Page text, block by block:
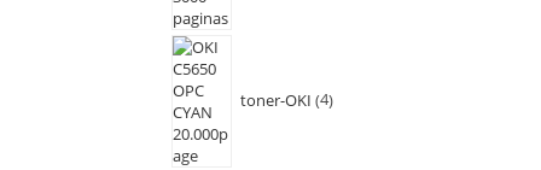
toner-OKI 4